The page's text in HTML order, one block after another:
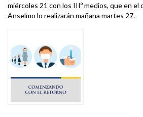
miércoles 21 con los IIIº medios, que en el
Anselmo lo realizarán mañana martes 27.